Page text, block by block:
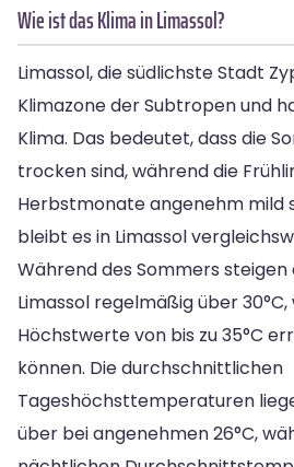
Wie ist das Klima in Limassol?
Limassol, die südlichste Stadt
Klimazone der Subtropen und
Klima. Das bedeutet, dass die
trocken sind, während die
Herbstmonate angenehm mild
bleibt es in Limassol
Während des Sommers
Limassol regelmäßig über
Höchstwerte von bis zu 35°C
können. Die durchschnittlichen
Tageshöchsttemperaturen
über bei angenehmen 26°C,